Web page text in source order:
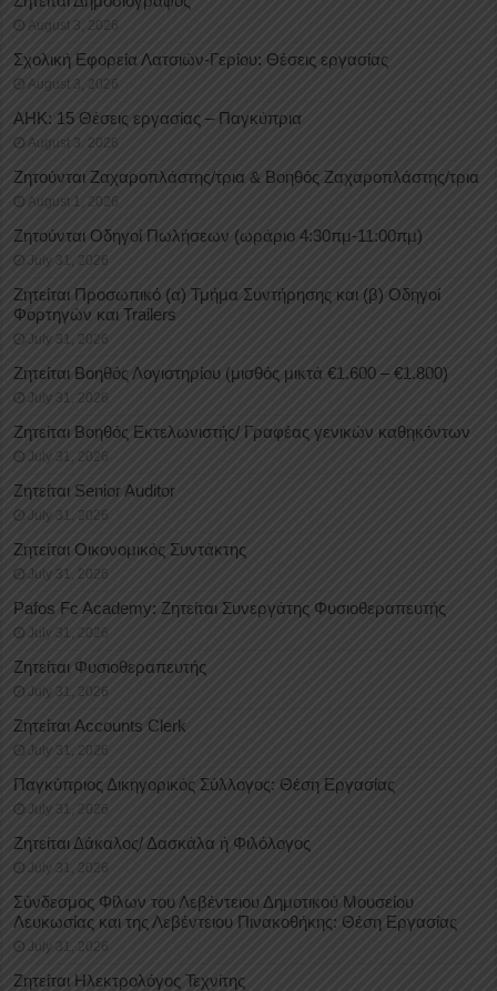
August 3, 2026
Σχολική Εφορεία Λατσιών-Γερίου: Θέσεις εργασίας
August 3, 2026
ΑΗΚ: 15 Θέσεις εργασίας – Παγκύπρια
August 3, 2026
Ζητούνται Ζαχαροπλάστης/τρια & Βοηθός Ζαχαροπλάστης/τρια
August 1, 2026
Ζητούνται Οδηγοί Πωλήσεων (ωράριο 4:30πμ-11:00πμ)
July 31, 2026
Ζητείται Προσωπικό (α) Τμήμα Συντήρησης και (β) Οδηγοί
Φορτηγών και Trailers
July 31, 2026
Ζητείται Βοηθός Λογιστηρίου (μισθός μικτά €1.600 – €1.800)
July 31, 2026
Ζητείται Βοηθός Εκτελωνιστής/ Γραφέας γενικών καθηκόντων
July 31, 2026
Ζητείται Senior Auditor
July 31, 2026
Ζητείται Οικονομικός Συντάκτης
July 31, 2026
Pafos Fc Academy: Ζητείται Συνεργάτης Φυσιοθεραπευτής
July 31, 2026
Ζητείται Φυσιοθεραπευτής
July 31, 2026
Ζητείται Accounts Clerk
July 31, 2026
Παγκύπριος Δικηγορικός Σύλλογος: Θέση Εργασίας
July 31, 2026
Ζητείται Δάκαλος/ Δασκάλα ή Φιλόλογος
July 31, 2026
Σύνδεσμος Φίλων του Λεβέντειου Δημοτικού Μουσείου
Λευκωσίας και της Λεβέντειου Πινακοθήκης: Θέση Εργασίας
July 31, 2026
Ζητείται Ηλεκτρολόγος Τεχνίτης